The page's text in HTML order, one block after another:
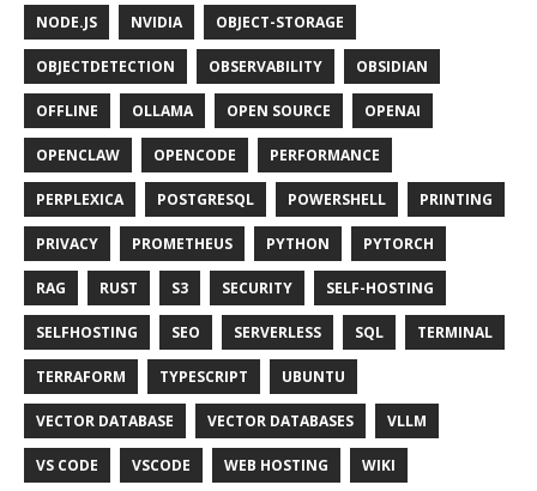
NODE.JS NVIDIA OBJECT-STORAGE
OBJECTDETECTION OBSERVABILITY OBSIDIAN
OFFLINE OLLAMA OPEN SOURCE OPENAI
OPENCLAW OPENCODE PERFORMANCE
PERPLEXICA POSTGRESQL POWERSHELL PRINTING
PRIVACY PROMETHEUS PYTHON PYTORCH
RAG RUST S3 SECURITY SELF-HOSTING
SELFHOSTING SEO SERVERLESS SQL TERMINAL
TERRAFORM TYPESCRIPT UBUNTU
VECTOR DATABASE VECTOR DATABASES VLLM
VS CODE VSCODE WEB HOSTING WIKI